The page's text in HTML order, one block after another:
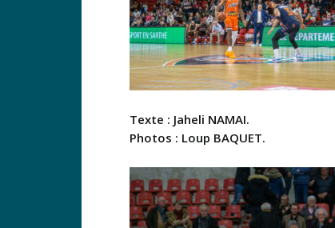
Texte : Jaheli NAMAI.
Photos : Loup BAQUET.